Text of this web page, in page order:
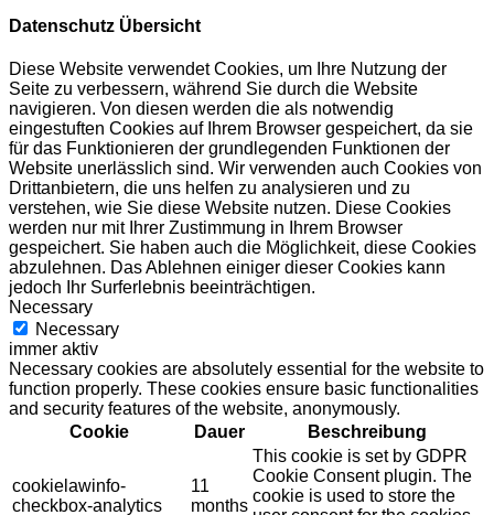
Datenschutz Übersicht
Diese Website verwendet Cookies, um Ihre Nutzung der
Seite zu verbessern, während Sie durch die Website
navigieren. Von diesen werden die als notwendig
eingestuften Cookies auf Ihrem Browser gespeichert, da sie
für das Funktionieren der grundlegenden Funktionen der
Website unerlässlich sind. Wir verwenden auch Cookies von
Drittanbietern, die uns helfen zu analysieren und zu
verstehen, wie Sie diese Website nutzen. Diese Cookies
werden nur mit Ihrer Zustimmung in Ihrem Browser
gespeichert. Sie haben auch die Möglichkeit, diese Cookies
abzulehnen. Das Ablehnen einiger dieser Cookies kann
jedoch Ihr Surferlebnis beeinträchtigen.
Necessary
Necessary
immer aktiv
Necessary cookies are absolutely essential for the website to
function properly. These cookies ensure basic functionalities
and security features of the website, anonymously.
Cookie
Dauer Beschreibung
cookielawinfo-
checkbox-analytics
11
months
This cookie is set by GDPR
Cookie Consent plugin. The
cookie is used to store the